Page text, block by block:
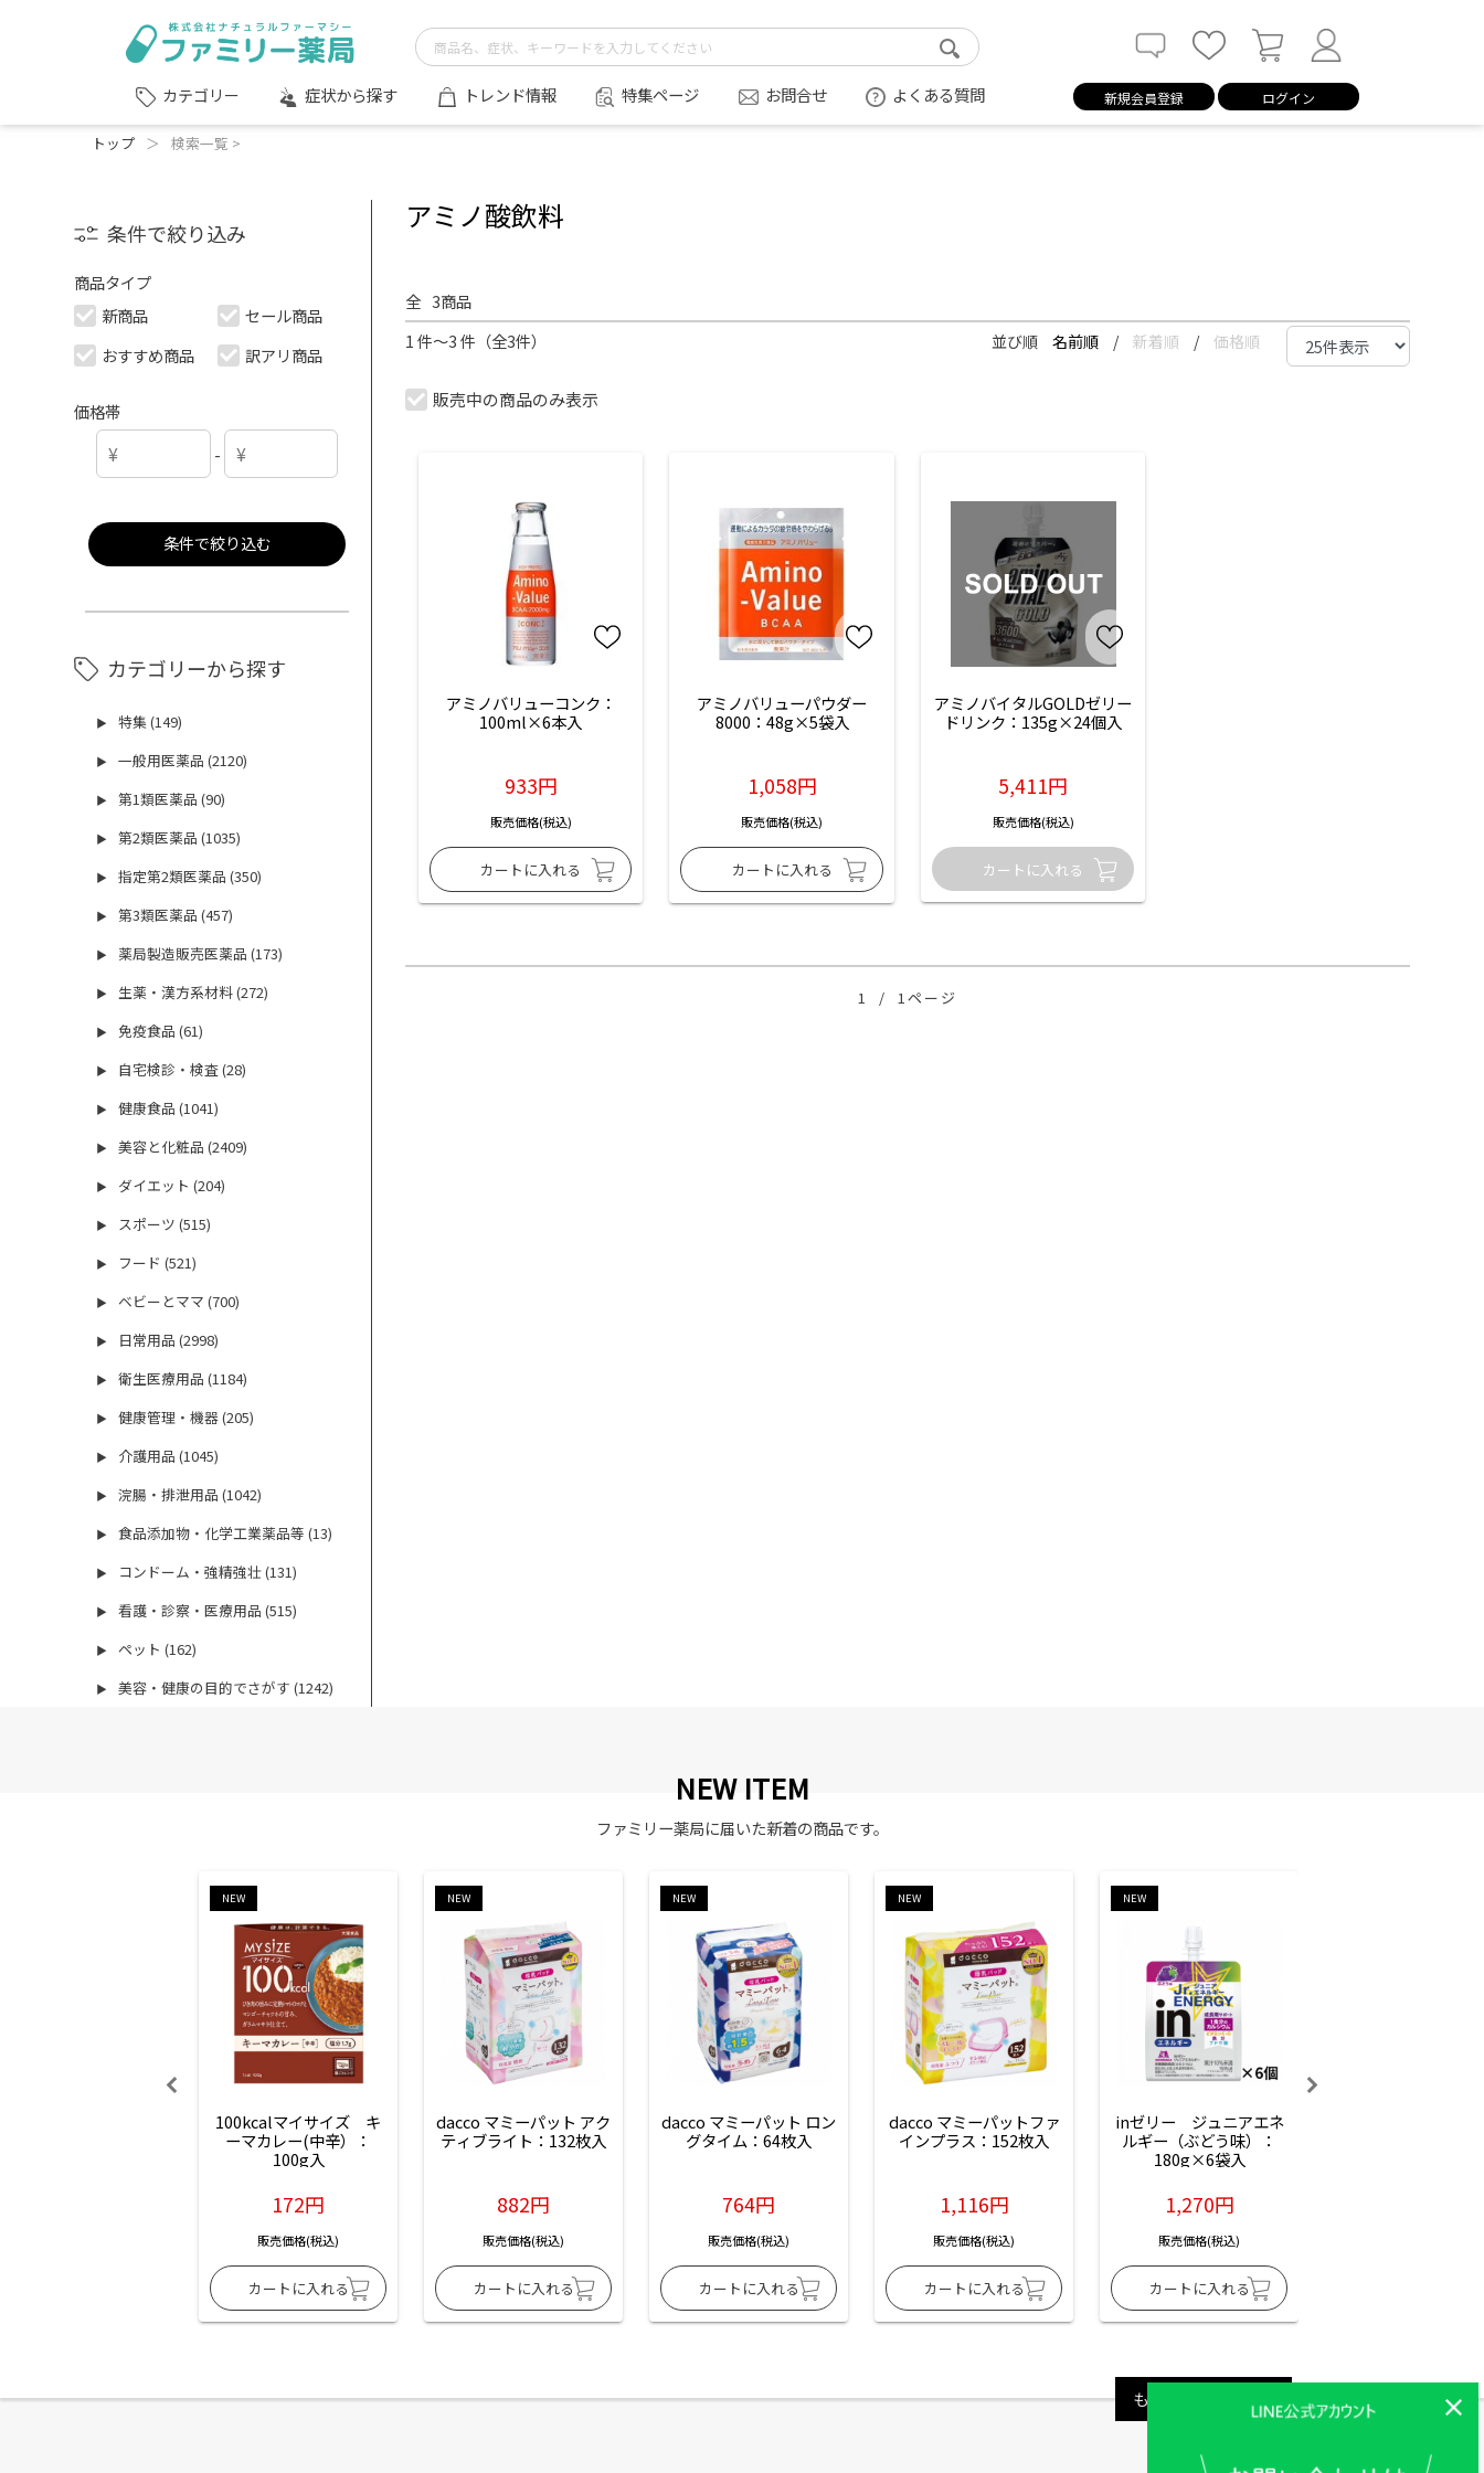
カテゴリー 症状から探す トレンド情報 特集ページ お問合せ よくある質問 新規会員登録 ログイン
トップ ＞ 検索一覧 >
条件で絞り込み
商品タイプ
新商品
セール商品
おすすめ商品
訳アリ商品
価格帯
-
条件で絞り込む
カテゴリーから探す
▶ 特集 (149)
▶ 一般用医薬品 (2120)
▶ 第1類医薬品 (90)
▶ 第2類医薬品 (1035)
▶ 指定第2類医薬品 (350)
▶ 第3類医薬品 (457)
▶ 薬局製造販売医薬品 (173)
▶ 生薬・漢方系材料 (272)
▶ 免疫食品 (61)
▶ 自宅検診・検査 (28)
▶ 健康食品 (1041)
▶ 美容と化粧品 (2409)
▶ ダイエット (204)
▶ スポーツ (515)
▶ フード (521)
▶ ベビーとママ (700)
▶ 日常用品 (2998)
▶ 衛生医療用品 (1184)
▶ 健康管理・機器 (205)
▶ 介護用品 (1045)
▶ 浣腸・排泄用品 (1042)
▶ 食品添加物・化学工業薬品等 (13)
▶ コンドーム・強精強壮 (131)
▶ 看護・診察・医療用品 (515)
▶ ペット (162)
▶ 美容・健康の目的でさがす (1242)
アミノ酸飲料
全 3商品
1 件～3 件（全3件）
並び順 名前順 / 新着順 / 価格順
販売中の商品のみ表示
アミノバリューコンク：
100ml×6本入
933円
販売価格(税込)
アミノバリューパウダー
8000：48g×5袋入
1,058円
販売価格(税込)
アミノバイタルGOLDゼリー
ドリンク：135g×24個入
5,411円
販売価格(税込)
1 / 1ページ
NEW ITEM
ファミリー薬局に届いた新着の商品です。
NEW
100kcalマイサイズ　キ
ーマカレー(中辛）：
100g入
172円
販売価格(税込)
NEW
dacco マミーパット アク
ティブライト：132枚入
882円
販売価格(税込)
NEW
dacco マミーパット ロン
グタイム：64枚入
764円
販売価格(税込)
NEW
dacco マミーパットファ
インプラス：152枚入
1,116円
販売価格(税込)
NEW
inゼリー　ジュニアエネ
ルギー（ぶどう味）：
180g×6袋入
1,270円
販売価格(税込)
もっと見る